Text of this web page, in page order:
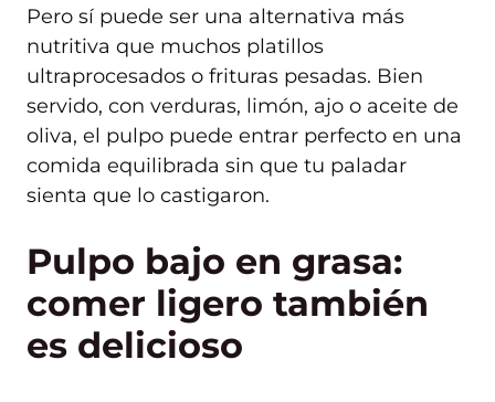
Pero sí puede ser una alternativa más
nutritiva que muchos platillos
ultraprocesados o frituras pesadas. Bien
servido, con verduras, limón, ajo o aceite de
oliva, el pulpo puede entrar perfecto en una
comida equilibrada sin que tu paladar
sienta que lo castigaron.
Pulpo bajo en grasa:
comer ligero también
es delicioso